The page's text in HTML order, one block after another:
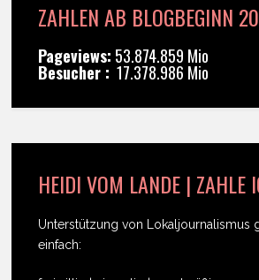
ZAHLEN AB BLOGBEGINN
Pageviews: 53.874.859 Mio
Besucher : 17.378.986 Mio
HEIDI VOM LANDE | ZAHLE
Unterstützung von Lokaljournalismus
einfach: